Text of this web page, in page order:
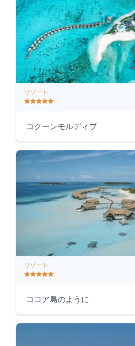
リゾート
コクーンモルディブ
リゾート
ココア島のように